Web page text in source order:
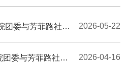
团委与芳菲路社区
2026-05-22
团委与芳菲路社区
2026-04-16